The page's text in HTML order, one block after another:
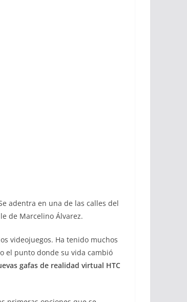
adentra en una de las calles del
de Marcelino Álvarez.
videojuegos. Ha tenido muchos
el punto donde su vida cambió
gafas de realidad virtual HTC